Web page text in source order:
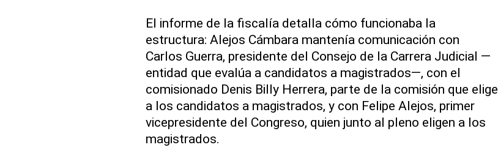
El informe de la fiscalía detalla cómo funcionaba la
estructura: Alejos Cámbara mantenía comunicación con
Carlos Guerra, presidente del Consejo de la Carrera Judicial —
entidad que evalúa a candidatos a magistrados—, con el
comisionado Denis Billy Herrera, parte de la comisión que elige
a los candidatos a magistrados, y con Felipe Alejos, primer
vicepresidente del Congreso, quien junto al pleno eligen a los
magistrados.